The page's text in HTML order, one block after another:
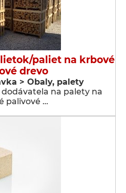
paliet na krbové
drevo
> Obaly, palety
na palety na
palivové …